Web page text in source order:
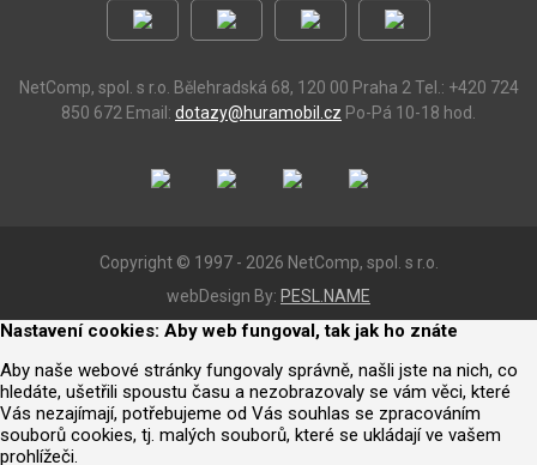
NetComp, spol. s r.o. Bělehradská 68, 120 00 Praha 2 Tel.: +420 724
850 672 Email: dotazy@huramobil.cz Po-Pá 10-18 hod.
Copyright © 1997 - 2026 NetComp, spol. s r.o.
webDesign By: PESL.NAME
Nastavení cookies: Aby web fungoval, tak jak ho znáte
Aby naše webové stránky fungovaly správně, našli jste na nich, co
hledáte, ušetřili spoustu času a nezobrazovaly se vám věci, které
Vás nezajímají, potřebujeme od Vás souhlas se zpracováním
souborů cookies, tj. malých souborů, které se ukládají ve vašem
prohlížeči.